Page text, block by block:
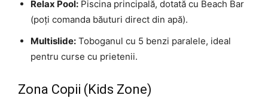
Relax Pool: Piscina principală, dotată cu Beach Bar
(poți comanda băuturi direct din apă).
Multislide: Toboganul cu 5 benzi paralele, ideal
pentru curse cu prietenii.
Zona Copii (Kids Zone)